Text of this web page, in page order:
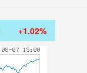
+1.02%